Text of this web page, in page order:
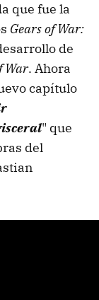
que fue la
Gears of War:
de
War. Ahora
capítulo
" que
del